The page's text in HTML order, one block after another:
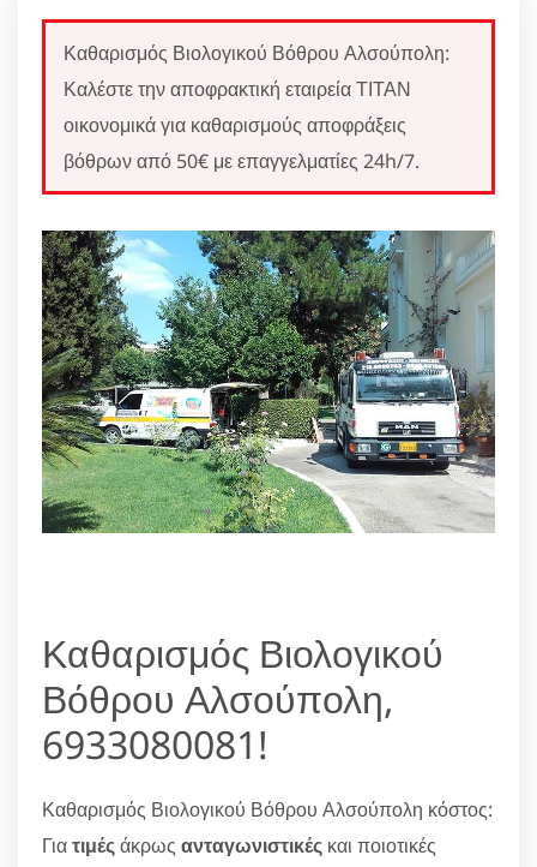
Καθαρισμός Βιολογικού Βόθρου Αλσούπολη:
Καλέστε την αποφρακτική εταιρεία ΤΙΤΑΝ
οικονομικά για καθαρισμούς αποφράξεις
βόθρων από 50€ με επαγγελματίες 24h/7.
Καθαρισμός Βιολογικού
Βόθρου Αλσούπολη,
6933080081!
Καθαρισμός Βιολογικού Βόθρου Αλσούπολη κόστος:
Γιατιμέςάκρως ανταγωνιστικές και ποιοτικές